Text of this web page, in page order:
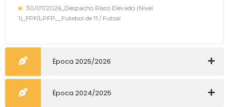
30/07/2026_Despacho Risco Elevado (Nível
1)_FPF/LPFP__Futebol de 11 / Futsal
Época 2025/2026
Época 2024/2025